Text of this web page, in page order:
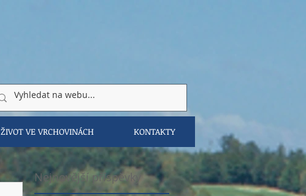
ŽIVOT VE VRCHOVINÁCH KONTAKTY
Nejnovější příspěvky